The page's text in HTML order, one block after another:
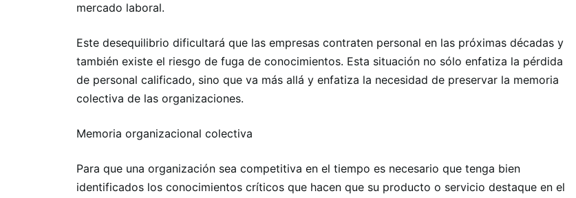
mercado laboral.
Este desequilibrio dificultará que las empresas contraten personal en las próximas décadas y
también existe el riesgo de fuga de conocimientos. Esta situación no sólo enfatiza la pérdida
de personal calificado, sino que va más allá y enfatiza la necesidad de preservar la memoria
colectiva de las organizaciones.
Memoria organizacional colectiva
Para que una organización sea competitiva en el tiempo es necesario que tenga bien
identificados los conocimientos críticos que hacen que su producto o servicio destaque en el